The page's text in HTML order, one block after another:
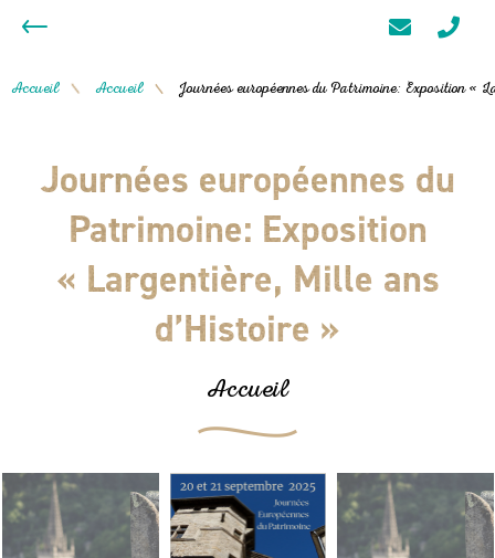
Accueil / Accueil / Journées européennes du Patrimoine: Exposition
Journées européennes du
Patrimoine: Exposition
« Largentière, Mille ans
d’Histoire »
Accueil